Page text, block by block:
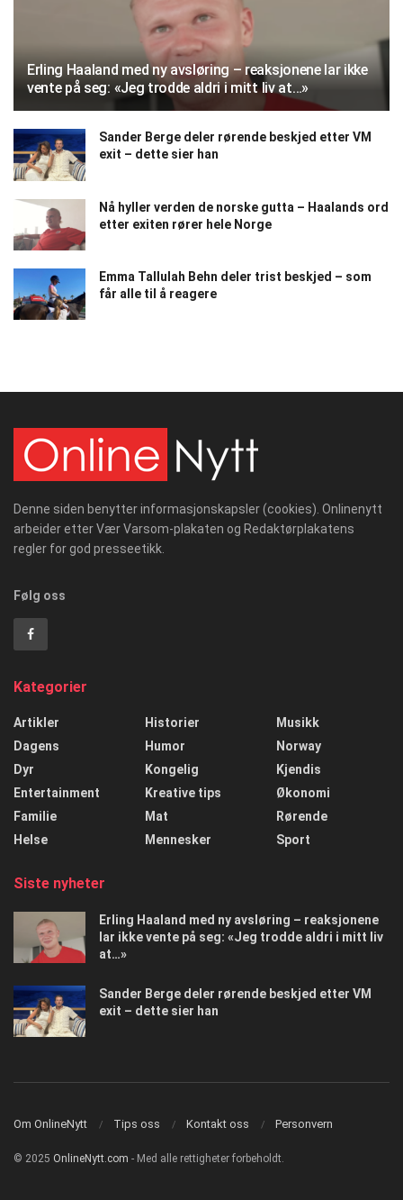
Erling Haaland med ny avsløring – reaksjonene lar ikke
vente på seg: «Jeg trodde aldri i mitt liv at…»
Sander Berge deler rørende beskjed etter VM
exit – dette sier han
Nå hyller verden de norske gutta – Haalands ord
etter exiten rører hele Norge
Emma Tallulah Behn deler trist beskjed – som
får alle til å reagere
Denne siden benytter informasjonskapsler (cookies). Onlinenytt
arbeider etter Vær Varsom-plakaten og Redaktørplakatens
regler for god presseetikk.
Følg oss
Kategorier
Artikler
Dagens
Dyr
Entertainment
Familie
Helse
Historier
Humor
Kongelig
Kreative tips
Mat
Mennesker
Musikk
Norway
Kjendis
Økonomi
Rørende
Sport
Siste nyheter
Erling Haaland med ny avsløring – reaksjonene
lar ikke vente på seg: «Jeg trodde aldri i mitt liv
at…»
Sander Berge deler rørende beskjed etter VM
exit – dette sier han
Om OnlineNytt Tips oss Kontakt oss Personvern
© 2025 OnlineNytt.com - Med alle rettigheter forbeholdt.